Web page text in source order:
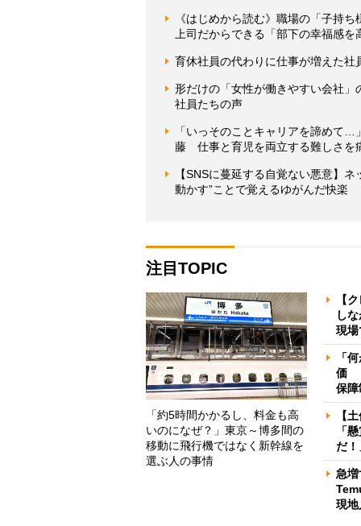
《はじめから読む》職場の「子持
上司だからできる「部下の幸福感
育休社員の代わりに仕事が増えた
形だけの「女性が働きやすい会社
社員たちの声
「いっそのことキャリアを諦めて
藤 仕事と育児を両立する難しさを
【SNSに蔓延する自覚ない悪意】
動かす”ことで覚えるゆがんだ快楽
注目TOPIC
「約5時間かかるし、料金も高
いのになぜ？」東京～博多間の
移動に飛行機ではなく新幹線を
選ぶ人の事情
【
し
現場
「
価
保障
【
「
だ
急
現地